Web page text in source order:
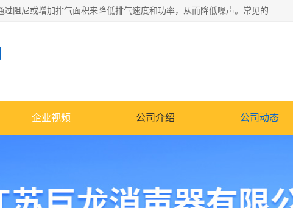
消音器主要用于降低机械设备或枪械等产生的噪声。它通过阻尼或增加排气面积来降低排气速度和功率，从而降低噪声。常见的消音器类型包括阻性消声器、抗性消声器、共振消声器以及阻抗复合式消声器等。这些消音器各有特点，适用于不同频率的噪声消除。
企业视频 公司介绍 公司动态